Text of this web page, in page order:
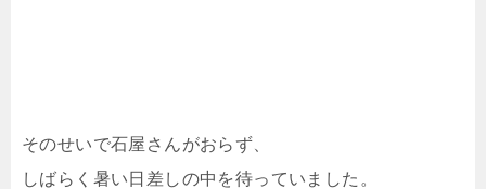
そのせいで石屋さんがおらず、
しばらく暑い日差しの中を待っていました。